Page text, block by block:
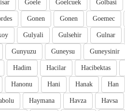
Golbasi
Goelcuek
Goele
Goemec
Gonen
Gonen
Gulnar
Gulsehir
Gulyali
Guneysinir
Guneysu
Gunyuzu
Hacibektas
Hacilar
Hadim
Han
Hanak
Hani
Hanonu
Havsa
Havza
Haymana